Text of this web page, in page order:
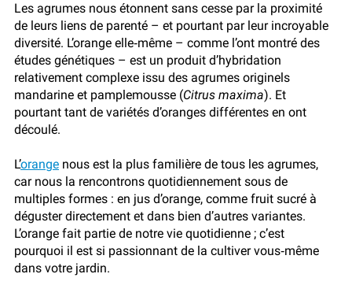
Les agrumes nous étonnent sans cesse par la proximité
de leurs liens de parenté – et pourtant par leur incroyable
diversité. L’orange elle‑même – comme l’ont montré des
études génétiques – est un produit d’hybridation
relativement complexe issu des agrumes originels
mandarine et pamplemousse (Citrus maxima). Et
pourtant tant de variétés d’oranges différentes en ont
découlé.
L’orange nous est la plus familière de tous les agrumes,
car nous la rencontrons quotidiennement sous de
multiples formes : en jus d’orange, comme fruit sucré à
déguster directement et dans bien d’autres variantes.
L’orange fait partie de notre vie quotidienne ; c’est
pourquoi il est si passionnant de la cultiver vous‑même
dans votre jardin.